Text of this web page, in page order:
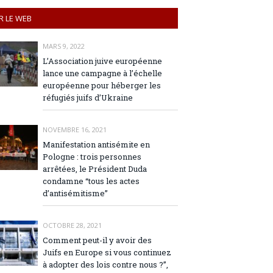
LE WEB
MARS 9, 2022
L’Association juive européenne
lance une campagne à l’échelle
européenne pour héberger les
réfugiés juifs d’Ukraine
NOVEMBRE 16, 2021
Manifestation antisémite en
Pologne : trois personnes
arrêtées, le Président Duda
condamne “tous les actes
d’antisémitisme”
OCTOBRE 28, 2021
Comment peut-il y avoir des
Juifs en Europe si vous continuez
à adopter des lois contre nous ?”,